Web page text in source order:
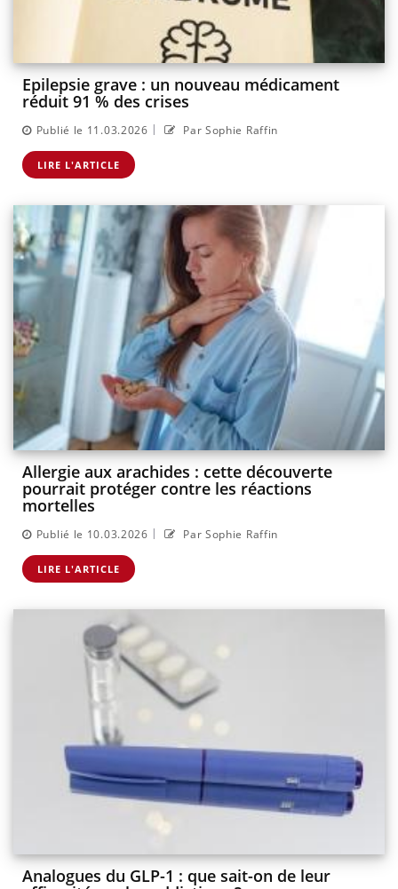
Epilepsie grave : un nouveau médicament
réduit 91 % des crises
Publié le 11.03.2026 | Par Sophie Raffin
LIRE L'ARTICLE
Allergie aux arachides : cette découverte
pourrait protéger contre les réactions
mortelles
Publié le 10.03.2026 | Par Sophie Raffin
LIRE L'ARTICLE
Analogues du GLP-1 : que sait-on de leur